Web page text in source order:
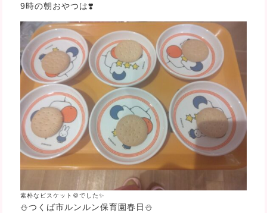
9時の朝おやつは❣️
素朴なビスケット🍪でした✨
⛄つくば市ルンルン保育園春日⛄